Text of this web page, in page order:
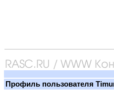
Профиль пользователя